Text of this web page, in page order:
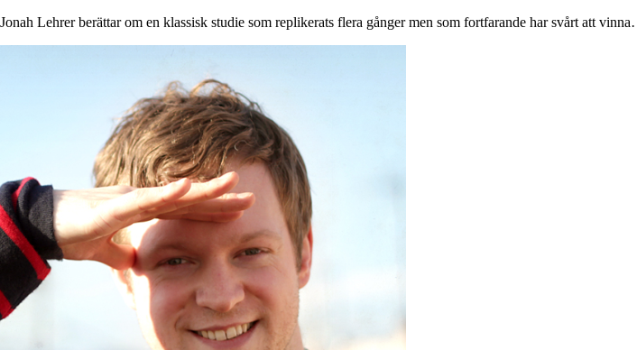
Jonah Lehrer berättar om en klassisk studie som replikerats flera gånger men som fortfarande har svårt att